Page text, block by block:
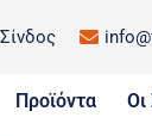
Προϊόντα Οι